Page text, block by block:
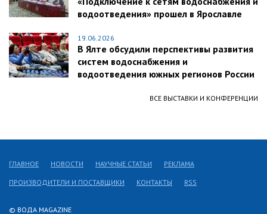
водоотведения» прошел в Ярославле
19.06.2026
В Ялте обсудили перспективы развития
систем водоснабжения и
водоотведения южных регионов России
ВСЕ ВЫСТАВКИ И КОНФЕРЕНЦИИ
© ВОДА MAGAZINE
ГЛАВНОЕ НОВОСТИ НАУЧНЫЕ СТАТЬИ РЕКЛАМА
ПРОИЗВОДИТЕЛИ И ПОСТАВЩИКИ КОНТАКТЫ RSS